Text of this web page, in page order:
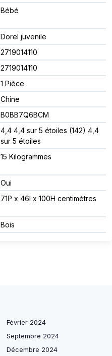
Bébé
Dorel juvenile
2719014110
2719014110
1 Pièce
Chine
B0BB7Q6BCM
4,4 4,4 sur 5 étoiles (142) 4,4
sur 5 étoiles
15 Kilogrammes
Oui
71P x 46l x 100H centimètres
Bois
Février 2024
Septembre 2024
Décembre 2024